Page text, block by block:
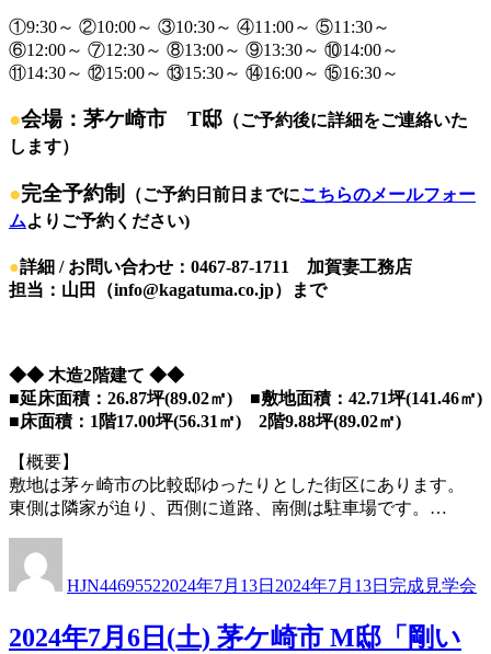
①9:30～ ②10:00～ ③10:30～ ④11:00～ ⑤11:30～
⑥12:00～ ⑦12:30～ ⑧13:00～ ⑨13:30～ ⑩14:00～
⑪14:30～ ⑫15:00～ ⑬15:30～ ⑭16:00～ ⑮16:30～
●会場：茅ケ崎市 T邸 （ご予約後に詳細をご連絡いた
します）
●完全予約制 （ご予約日前日までにこちらのメールフォー
ムよりご予約ください)
●詳細 / お問い合わせ：0467-87-1711 加賀妻工務店
担当：山田（info@kagatuma.co.jp）まで
◆◆ 木造2階建て ◆◆
■延床面積：26.87坪(89.02㎡) ■敷地面積：42.71坪(141.46㎡)
■床面積：1階17.00坪(56.31㎡) 2階9.88坪(89.02㎡)
【概要】
敷地は茅ヶ崎市の比較邸ゆったりとした街区にあります。
東側は隣家が迫り、西側に道路、南側は駐車場です。…
者
HJN4469552日:
2024年7月13日 2024年7月13日ゴ
ー
完成見学会
2024年7月6日(土) 茅ケ崎市 M邸「剛い